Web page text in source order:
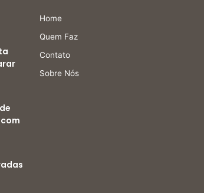
Home
Quem Faz
Contato
Sobre Nós